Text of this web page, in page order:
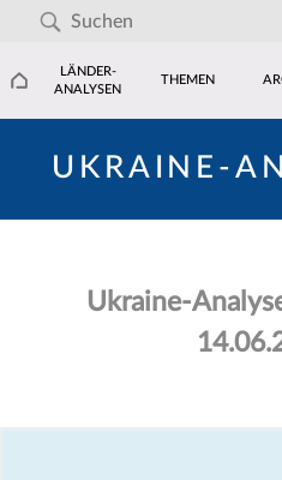
LÄNDER-
ANALYSEN
THEMEN
UKRAINE-
Ukraine-